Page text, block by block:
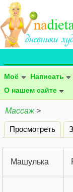
Моё Написать
О нашем сайте
Массаж>
Главные
Просмотреть
Mашулька